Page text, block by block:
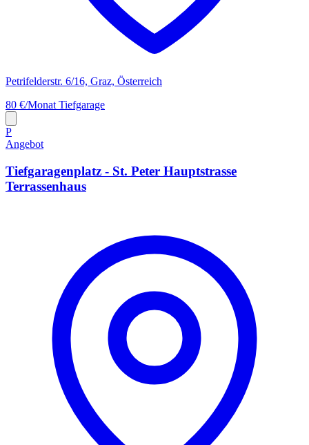
Petrifelderstr. 6/16, Graz, Österreich
80 €/Monat Tiefgarage
P
Angebot
Tiefgaragenplatz - St. Peter Hauptstrasse
Terrassenhaus